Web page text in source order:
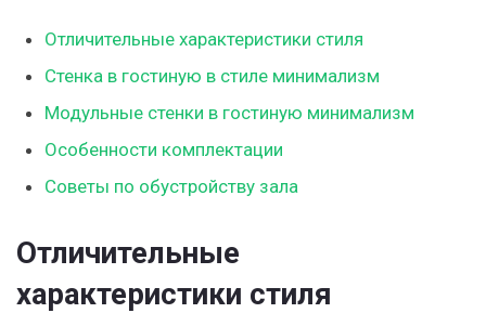
Отличительные характеристики стиля
Стенка в гостиную в стиле минимализм
Модульные стенки в гостиную минимализм
Особенности комплектации
Советы по обустройству зала
Отличительные
характеристики стиля